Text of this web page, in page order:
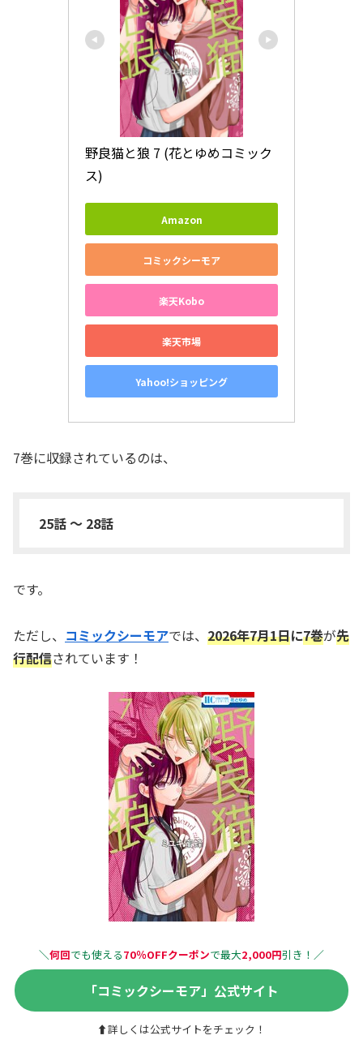
野良猫と狼 7 (花とゆめコミック
ス)
Amazon
コミックシーモア
楽天Kobo
楽天市場
Yahoo!ショッピング
7巻に収録されているのは、
25話 〜 28話
です。
ただし、 コミックシーモアでは、 2026年7月1日に7巻が先
行配信されています！
＼何回でも使える70％OFFクーポンで最大2,000円引き！ ／
「コミックシーモア」公式サイト
⬆詳しくは公式サイトをチェック！